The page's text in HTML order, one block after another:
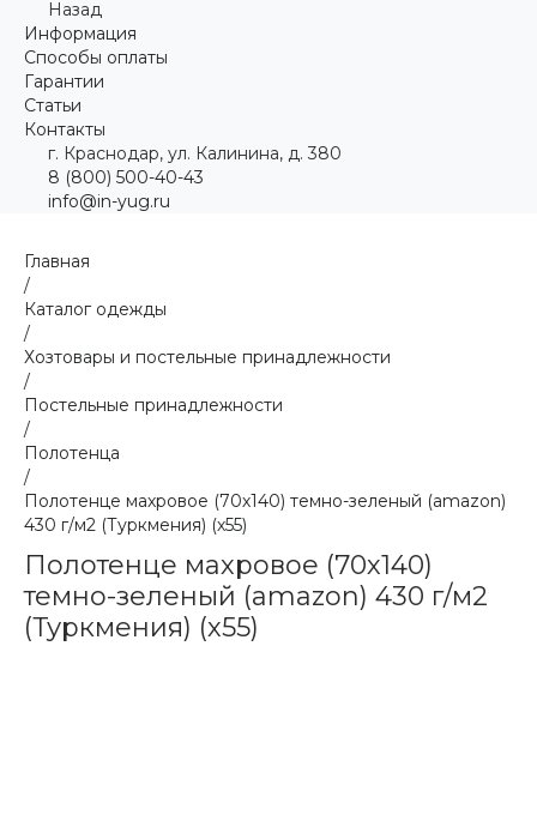
Назад
Информация
Способы оплаты
Гарантии
Статьи
Контакты
г. Краснодар, ул. Калинина, д. 380
8 (800) 500-40-43
info@in-yug.ru
Главная
/
Каталог одежды
/
Хозтовары и постельные принадлежности
/
Постельные принадлежности
/
Полотенца
/
Полотенце махровое (70х140) темно-зеленый (amazon)
430 г/м2 (Туркмения) (х55)
Полотенце махровое (70х140)
темно-зеленый (amazon) 430 г/м2
(Туркмения) (х55)